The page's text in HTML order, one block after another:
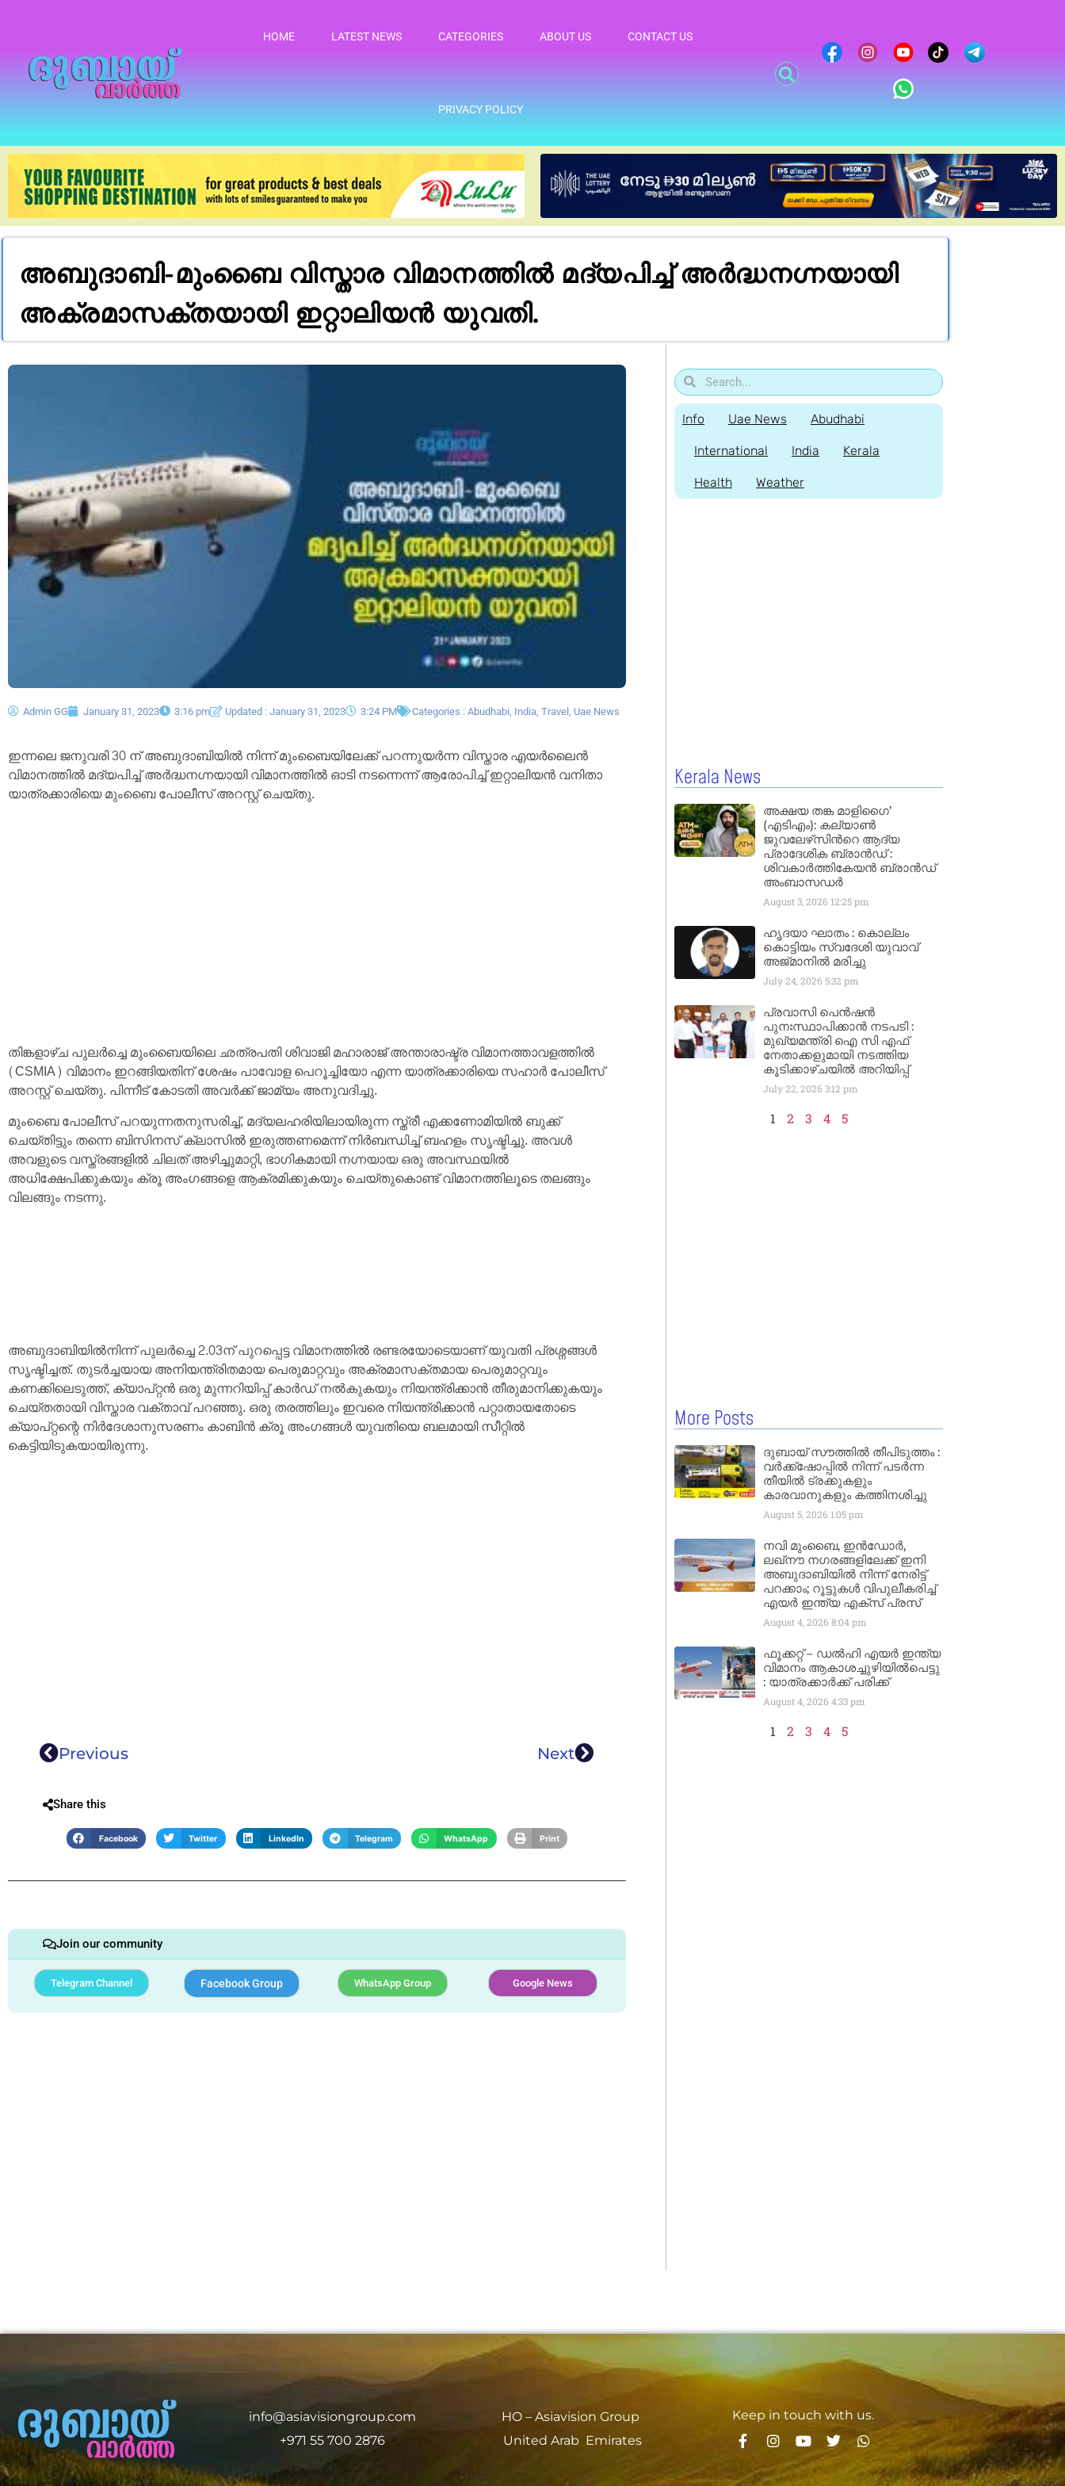
HOME LATEST NEWS CATEGORIES ABOUT US CONTACT US
PRIVACY POLICY
അബുദാബി-മുംബൈ വിസ്താര വിമാനത്തിൽ മദ്യപിച്ച് അർദ്ധനഗ്നയായി
അക്രമാസക്തയായി ഇറ്റാലിയൻ യുവതി.
Admin GG January 31, 2023 3:16 pm Updated : January 31, 2023 3:24 PM Categories : Abudhabi India Travel Uae News
ഇന്നലെ ജനുവരി 30 ന് അബുദാബിയിൽ നിന്ന് മുംബൈയിലേക്ക് പറന്നുയർന്ന വിസ്താര എയർലൈൻ
വിമാനത്തിൽ മദ്യപിച്ച് അർദ്ധനഗ്നയായി വിമാനത്തിൽ ഓടി നടന്നെന്ന് ആരോപിച്ച് ഇറ്റാലിയൻ വനിതാ
യാത്രക്കാരിയെ മുംബൈ പോലീസ് അറസ്റ്റ് ചെയ്തു.
തിങ്കളാഴ്ച പുലർച്ചെ മുംബൈയിലെ ഛത്രപതി ശിവാജി മഹാരാജ് അന്താരാഷ്ട്ര വിമാനത്താവളത്തിൽ
(CSMIA) വിമാനം ഇറങ്ങിയതിന് ശേഷം പാവോള പെറൂച്ചിയോ എന്ന യാത്രക്കാരിയെ സഹാർ പോലീസ്
അറസ്റ്റ് ചെയ്തു. പിന്നീട് കോടതി അവർക്ക് ജാമ്യം അനുവദിച്ചു.
മുംബൈ പോലീസ് പറയുന്നതനുസരിച്ച്, മദ്യലഹരിയിലായിരുന്ന സ്ത്രീ എക്കണോമിയിൽ ബുക്ക്
ചെയ്തിട്ടും തന്നെ ബിസിനസ് ക്ലാസിൽ ഇരുത്തണമെന്ന് നിർബന്ധിച്ച് ബഹളം സൃഷ്ടിച്ചു. അവൾ
അവളുടെ വസ്ത്രങ്ങളിൽ ചിലത് അഴിച്ചുമാറ്റി, ഭാഗികമായി നഗ്നയായ ഒരു അവസ്ഥയിൽ
അധിക്ഷേപിക്കുകയും ക്രൂ അംഗങ്ങളെ ആക്രമിക്കുകയും ചെയ്തുകൊണ്ട് വിമാനത്തിലൂടെ തലങ്ങും
വിലങ്ങും നടന്നു.
അബുദാബിയിൽനിന്ന് പുലർച്ചെ 2.03ന് പുറപ്പെട്ട വിമാനത്തിൽ രണ്ടരയോടെയാണ് യുവതി പ്രശ്നങ്ങൾ
സൃഷ്ടിച്ചത്. തുടർച്ചയായ അനിയന്ത്രിതമായ പെരുമാറ്റവും അക്രമാസക്തമായ പെരുമാറ്റവും
കണക്കിലെടുത്ത്, ക്യാപ്റ്റൻ ഒരു മുന്നറിയിപ്പ് കാർഡ് നൽകുകയും നിയന്ത്രിക്കാൻ തീരുമാനിക്കുകയും
ചെയ്തതായി വിസ്താര വക്താവ് പറഞ്ഞു. ഒരു തരത്തിലും ഇവരെ നിയന്ത്രിക്കാൻ പറ്റാതായതോടെ
ക്യാപ്റ്റന്റെ നിർദേശാനുസരണം കാബിൻ ക്രൂ അംഗങ്ങൾ യുവതിയെ ബലമായി സീറ്റിൽ
കെട്ടിയിടുകയായിരുന്നു.
Previous Next
Share this
Facebook Twitter LinkedIn Telegram WhatsApp Print
Join our community
Telegram Channel Facebook Group WhatsApp Group Google News
Info Uae News Abudhabi
International India Kerala
Health Weather
Kerala News
അക്ഷയ തങ്ക മാളിഗൈ’
(എടിഎം): കല്യാണ്‍
ജുവലേഴ്‌സിന്‍റെ ആദ്യ
പ്രാദേശിക ബ്രാന്‍ഡ് :
ശിവകാര്‍ത്തികേയന്‍ ബ്രാന്‍ഡ്
അംബാസഡര്‍
August 3, 2026 12:25 pm
ഹൃദയാ ഘാതം : കൊല്ലം
കൊട്ടിയം സ്വദേശി യുവാവ്
അജ്മാനിൽ മരിച്ചു
July 24, 2026 5:32 pm
പ്രവാസി പെൻഷൻ
പുനഃസ്ഥാപിക്കാൻ നടപടി :
മുഖ്യമന്ത്രി ഐ സി എഫ്
നേതാക്കളുമായി നടത്തിയ
കൂടിക്കാഴ്ചയിൽ അറിയിപ്പ്
July 22, 2026 3:12 pm
1 2 3 4 5
More Posts
ദുബായ് സൗത്തിൽ തീപിടുത്തം :
വർക്ക്‌ഷോപ്പിൽ നിന്ന് പടർന്ന
തീയിൽ ട്രക്കുകളും
കാരവാനുകളും കത്തിനശിച്ചു
August 5, 2026 1:05 pm
നവി മുംബൈ, ഇൻഡോർ,
ലഖ്നൗ നഗരങ്ങളിലേക്ക് ഇനി
അബുദാബിയിൽ നിന്ന് നേരിട്ട്
പറക്കാം; റൂട്ടുകൾ വിപുലീകരിച്ച്
എയർ ഇന്ത്യ എക്സ് പ്രസ്
August 4, 2026 8:04 pm
ഫൂക്കറ്റ് – ഡൽഹി എയര്‍ ഇന്ത്യ
വിമാനം ആകാശച്ചുഴിയില്‍പെട്ടു
: യാത്രക്കാര്‍ക്ക് പരിക്ക്
August 4, 2026 4:33 pm
1 2 3 4 5
info@asiavisiongroup.com
+971 55 700 2876
HO – Asiavision Group
United Arab Emirates
Keep in touch with us.